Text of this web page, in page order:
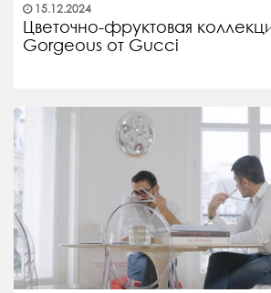
15.12.2024
Цветочно-фруктовая
Gorgeous от Gucci